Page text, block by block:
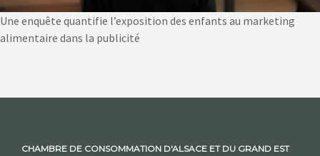
Une enquête quantifie l’exposition des enfants au marketing
alimentaire dans la publicité
CHAMBRE DE CONSOMMATION D'ALSACE ET DU GRAND EST